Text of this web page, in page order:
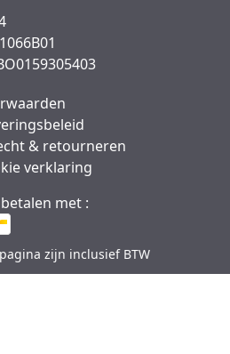
& retourneren
verklaring
met :
zijn inclusief BTW